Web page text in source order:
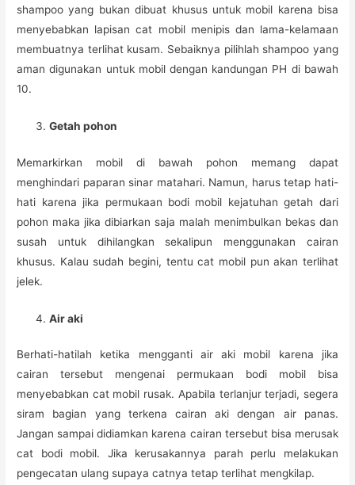
shampoo yang bukan dibuat khusus untuk mobil karena bisa
menyebabkan lapisan cat mobil menipis dan lama-kelamaan
membuatnya terlihat kusam. Sebaiknya pilihlah shampoo yang
aman digunakan untuk mobil dengan kandungan PH di bawah
10.
Getah pohon
Memarkirkan mobil di bawah pohon memang dapat
menghindari paparan sinar matahari. Namun, harus tetap hati-
hati karena jika permukaan bodi mobil kejatuhan getah dari
pohon maka jika dibiarkan saja malah menimbulkan bekas dan
susah untuk dihilangkan sekalipun menggunakan cairan
khusus. Kalau sudah begini, tentu cat mobil pun akan terlihat
jelek.
Air aki
Berhati-hatilah ketika mengganti air aki mobil karena jika
cairan tersebut mengenai permukaan bodi mobil bisa
menyebabkan cat mobil rusak. Apabila terlanjur terjadi, segera
siram bagian yang terkena cairan aki dengan air panas.
Jangan sampai didiamkan karena cairan tersebut bisa merusak
cat bodi mobil. Jika kerusakannya parah perlu melakukan
pengecatan ulang supaya catnya tetap terlihat mengkilap.